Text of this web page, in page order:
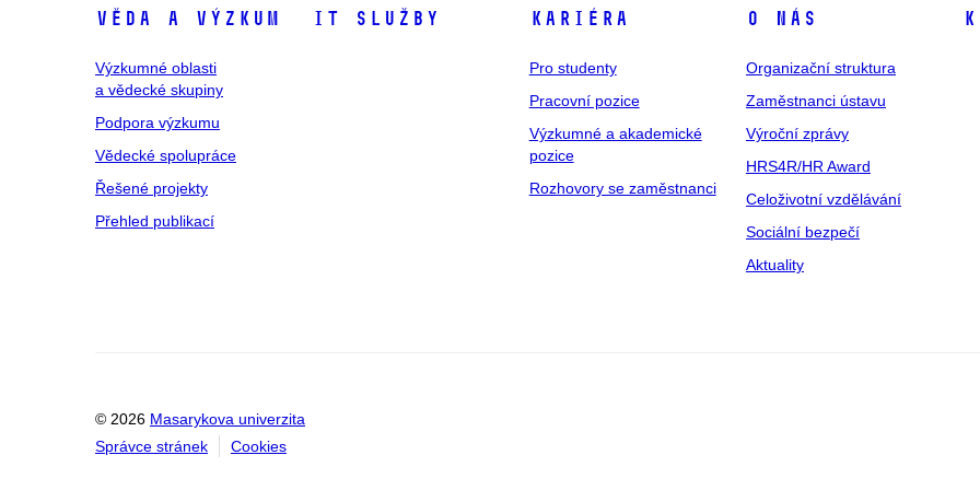
Věda a výzkum
Výzkumné oblasti
a vědecké skupiny
Podpora výzkumu
Vědecké spolupráce
Řešené projekty
Přehled publikací
IT služby Kariéra
Pro studenty
Pracovní pozice
Výzkumné a akademické
pozice
Rozhovory se zaměstnanci
O nás
Organizační struktura
Zaměstnanci ústavu
Výroční zprávy
HRS4R/HR Award
Celoživotní vzdělávání
Sociální bezpečí
Aktuality
© 2026 Masarykova univerzita
Správce stránek
Cookies